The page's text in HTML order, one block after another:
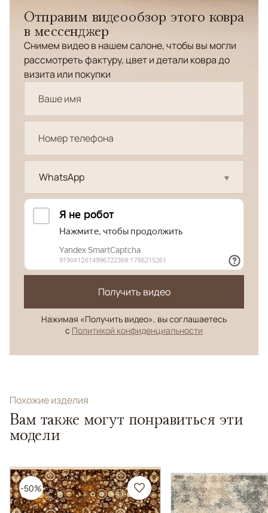
Отправим видеообзор этого ковра
в мессенджер
Снимем видео в нашем салоне, чтобы вы могли
рассмотреть фактуру, цвет и детали ковра до
визита или покупки
WhatsApp
Получить видео
Нажимая «Получить видео», вы соглашаетесь
с Политикой конфиденциальности
Похожие изделия
Вам также могут понравиться эти
модели
-50%